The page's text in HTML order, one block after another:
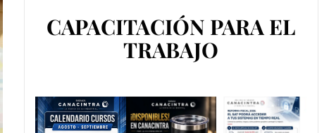
CAPACITACIÓN PARA EL
TRABAJO